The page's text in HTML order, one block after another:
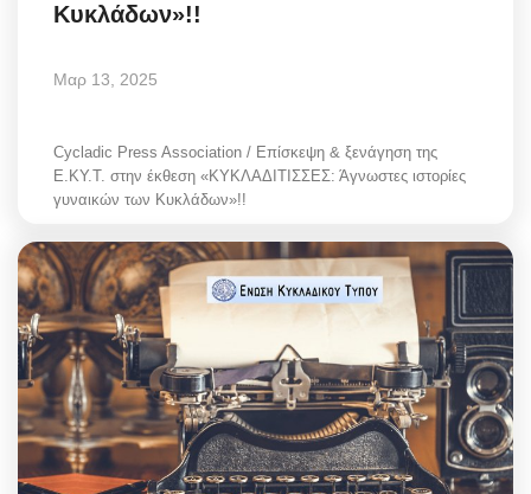
Κυκλάδων»!!
Μαρ 13, 2025
Cycladic Press Association / Επίσκεψη & ξενάγηση της
Ε.ΚΥ.Τ. στην έκθεση «ΚΥΚΛΑΔΙΤΙΣΣΕΣ: Άγνωστες ιστορίες
γυναικών των Κυκλάδων»!!